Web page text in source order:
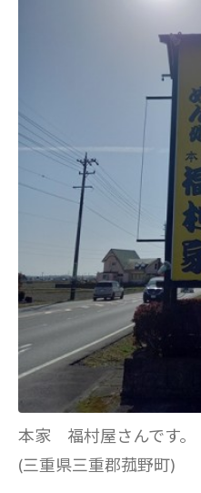
本家 福村屋さんです。
(三重県三重郡菰野町)